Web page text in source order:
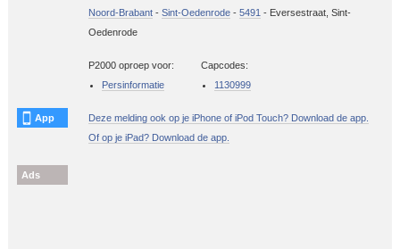
Noord-Brabant- Sint-Oedenrode- 5491 - Eversestraat, Sint-
Oedenrode
P2000 oproep voor:
Persinformatie
Capcodes:
1130999
App
Deze melding ook op je iPhone of iPod Touch? Download de app.
Of op je iPad? Download de app.
Ads